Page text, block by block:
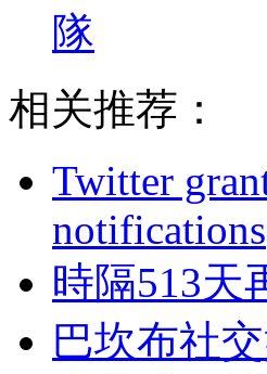
隊
相关推荐：
Twitter
notifications
時隔513天
巴坎布社